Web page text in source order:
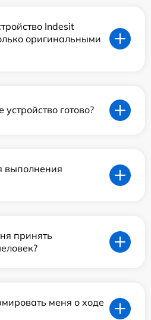
Indesit
оригинальными
готово?
выполнения
принять
меня о ходе